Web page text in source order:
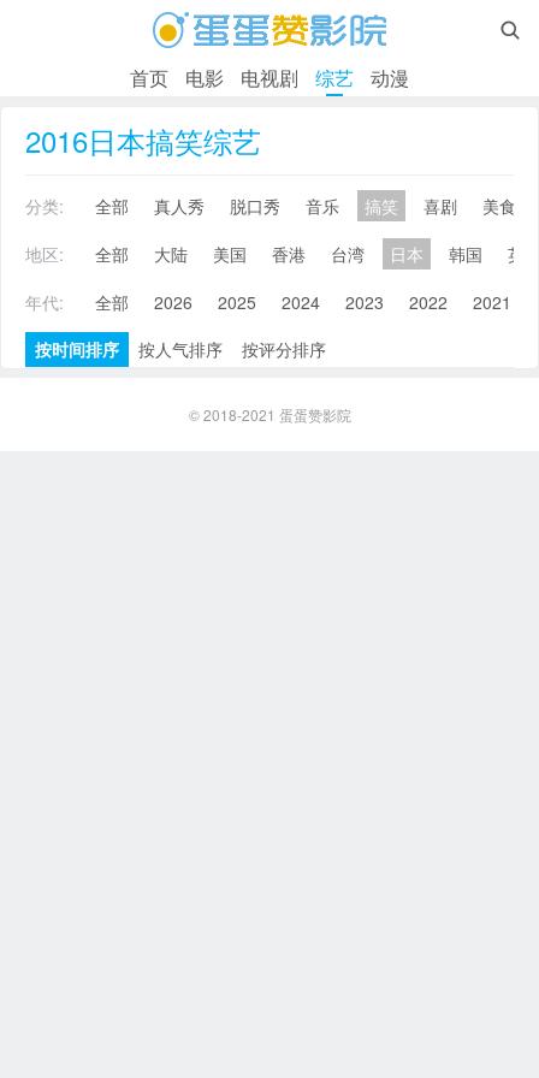

首页 电影 电视剧 综艺 动漫
2016日本搞笑综艺
分类: 全部 真人秀 脱口秀 音乐 搞笑 喜剧
美食
地区:
全部 大陆 美国 香港 台湾 日本 韩国
英
年代:
全部 2026 2025 2024 2023 2022 2021
按时间排序
按人气排序 按评分排序
© 2018-2021 蛋蛋赞影院